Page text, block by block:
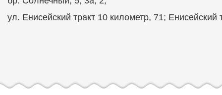
ул. Енисейский тракт 10 километр, 71; Енисейский